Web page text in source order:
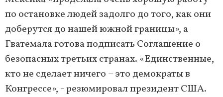
по остановке людей задолго до того, как они
доберутся до нашей южной границы», а
Гватемала готова подписать Соглашение о
безопасных третьих странах. «Единственные,
кто не сделает ничего – это демократы в
Конгрессе», - резюмировал президент США.